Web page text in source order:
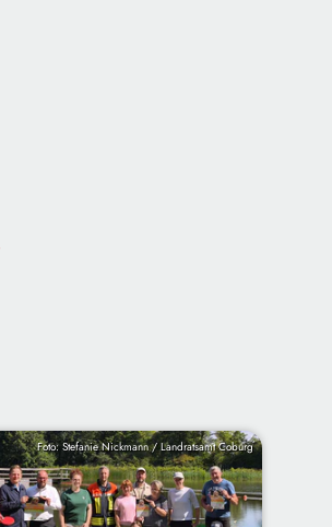
Foto: Stefanie Nickmann / Landratsamt Coburg